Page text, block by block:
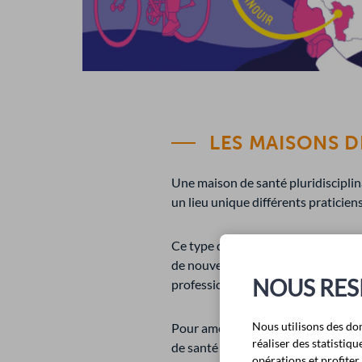
LES MAISONS
Une maison de santé
un lieu unique différents
Ce type de structure donne la
de nouveaux praticiens par
professionnels de santé de la MSP.
Pour améliorer les conditions de
de santé pluridisciplinaires
NOUS
Nous utilisons des
réaliser des